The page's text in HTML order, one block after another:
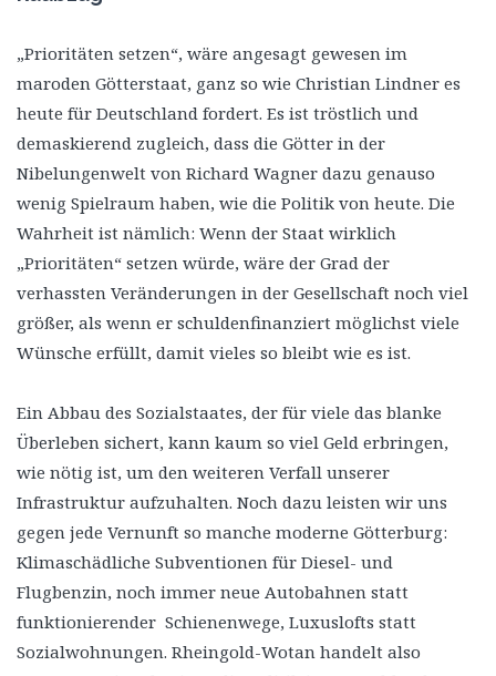
„Prioritäten setzen“, wäre angesagt gewesen im
maroden Götterstaat, ganz so wie Christian Lindner es
heute für Deutschland fordert. Es ist tröstlich und
demaskierend zugleich, dass die Götter in der
Nibelungenwelt von Richard Wagner dazu genauso
wenig Spielraum haben, wie die Politik von heute. Die
Wahrheit ist nämlich: Wenn der Staat wirklich
„Prioritäten“ setzen würde, wäre der Grad der
verhassten Veränderungen in der Gesellschaft noch viel
größer, als wenn er schuldenfinanziert möglichst viele
Wünsche erfüllt, damit vieles so bleibt wie es ist.
Ein Abbau des Sozialstaates, der für viele das blanke
Überleben sichert, kann kaum so viel Geld erbringen,
wie nötig ist, um den weiteren Verfall unserer
Infrastruktur aufzuhalten. Noch dazu leisten wir uns
gegen jede Vernunft so manche moderne Götterburg:
Klimaschädliche Subventionen für Diesel- und
Flugbenzin, noch immer neue Autobahnen statt
funktionierender Schienenwege, Luxuslofts statt
Sozialwohnungen. Rheingold-Wotan handelt also